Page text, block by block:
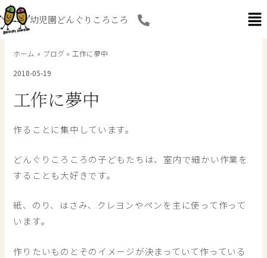
内
容
を
幼児園どんぐりころころ
ホーム ブログ
工作に夢中
2018-05-19
工作に夢中
作ることに集中しています。
どんぐりころころの子どもたちは、室内で細かい作業を
することも大好きです。
紙、のり、はさみ、クレヨンやペンを主に使って作って
います。
作りたいものとそのイメージが決まっていて作っている